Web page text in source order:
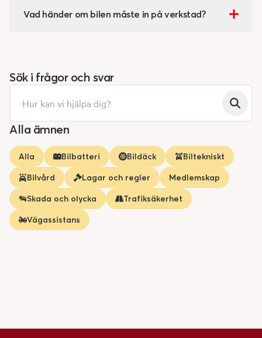
Vad händer om bilen måste in på verkstad?
Sök i frågor och svar
Alla ämnen
Alla Bilbatteri Bildäck
Biltekniskt
Bilvård
Lagar och regler
Medlemskap
Skada och olycka
Trafiksäkerhet
Vägassistans